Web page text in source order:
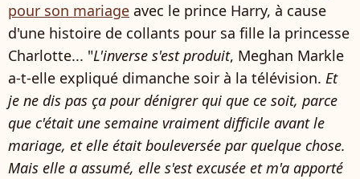
pour son mariage avec le prince Harry, à cause
d'une histoire de collants pour sa fille la princesse
Charlotte... "L'inverse s'est produit, Meghan Markle
a-t-elle expliqué dimanche soir à la télévision. Et
je ne dis pas ça pour dénigrer qui que ce soit, parce
que c'était une semaine vraiment difficile avant le
mariage, et elle était bouleversée par quelque chose.
Mais elle a assumé, elle s'est excusée et m'a apporté